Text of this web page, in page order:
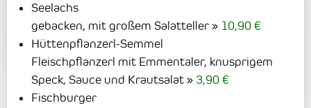
Seelachs
gebacken, mit großem Salatteller
10,90 €
Hüttenpflanzerl-Semmel
Fleischpflanzerl mit Emmentaler, knusprigem
Speck, Sauce und Krautsalat
3,90 €
Fischburger